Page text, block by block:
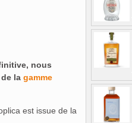
nous
la gamme
est issue de la